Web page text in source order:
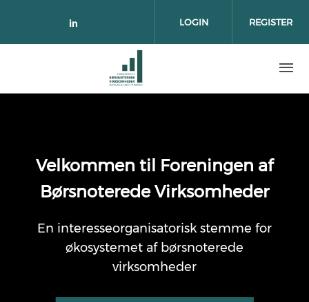
Check our social media on
LOGIN REGISTER
Velkommen til Foreningen af
Børsnoterede Virksomheder
En interesseorganisatorisk stemme for
økosystemet af børsnoterede
virksomheder